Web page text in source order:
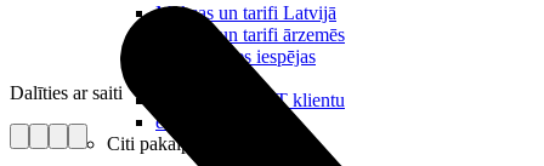
Maksas un tarifi Latvijā
Maksas un tarifi ārzemēs
LMT Kartes iespējas
Kā kļūt par LMT klientu
eSIM tehnoloģija
Citi pakalpojumi
Dalīties ar saiti